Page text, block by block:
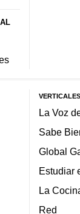
VERTICALES
La Voz
Sabe
Global
Estudiar
La
Red